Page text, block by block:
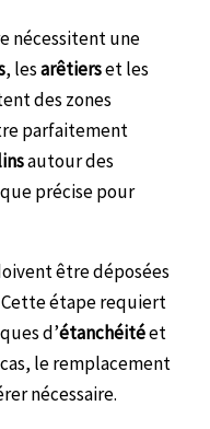
nécessitent une
, lesarêtierset les
des zones
parfaitement
autour des
précise pour
être déposées
étape requiert
d’étanchéitéet
le remplacement
nécessaire.